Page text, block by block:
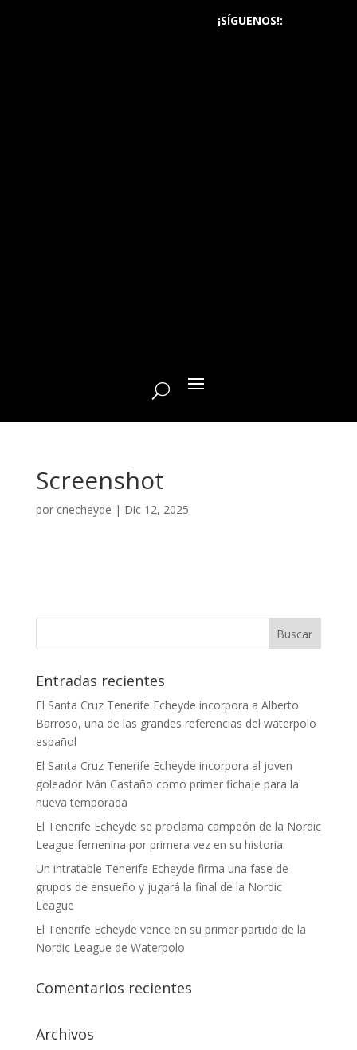
¡SÍGUENOS!:
Screenshot
por cnecheyde | Dic 12, 2025
Entradas recientes
El Santa Cruz Tenerife Echeyde incorpora a Alberto
Barroso, una de las grandes referencias del waterpolo
español
El Santa Cruz Tenerife Echeyde incorpora al joven
goleador Iván Castaño como primer fichaje para la
nueva temporada
El Tenerife Echeyde se proclama campeón de la Nordic
League femenina por primera vez en su historia
Un intratable Tenerife Echeyde firma una fase de
grupos de ensueño y jugará la final de la Nordic
League
El Tenerife Echeyde vence en su primer partido de la
Nordic League de Waterpolo
Comentarios recientes
Archivos